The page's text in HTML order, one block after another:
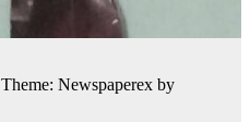
Theme: Newspaperex by